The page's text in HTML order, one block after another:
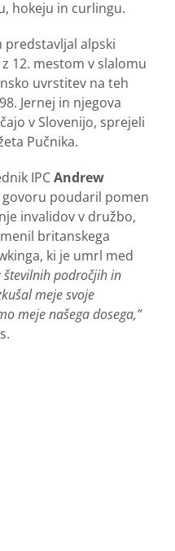
hokeju in curlingu.
predstavljal alpski
z 12. mestom v slalomu
uvrstitev na teh
Jernej in njegova
v Slovenijo, sprejeli
Pučnika.
IPCAndrew
govoru poudaril pomen
invalidov v družbo,
britanskega
ki je umrl med
številnih področjih in
meje svoje
meje našega dosega,”